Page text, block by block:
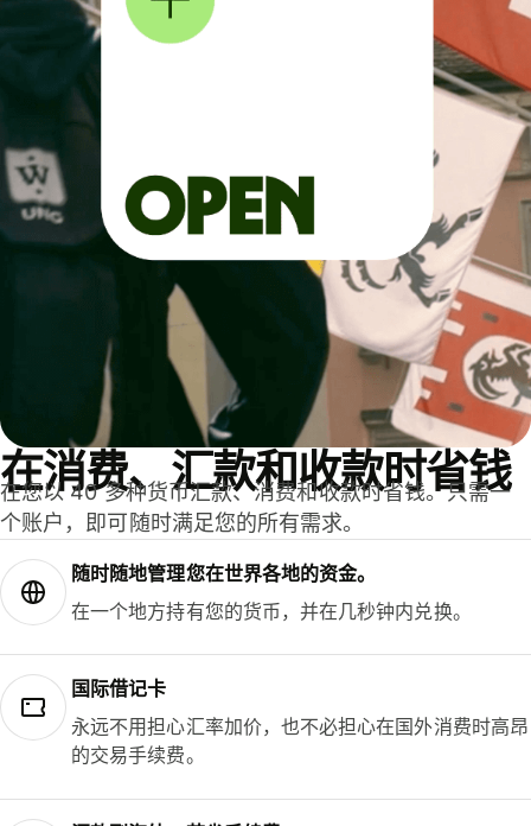
在消费、汇款和收款时省钱
在您以 40 多种货币汇款、消费和收款时省钱。只需一
个账户，即可随时满足您的所有需求。
随时随地管理您在世界各地的资金。
在一个地方持有您的货币，并在几秒钟内兑换。
国际借记卡
永远不用担心汇率加价，也不必担心在国外消费时高昂
的交易手续费。